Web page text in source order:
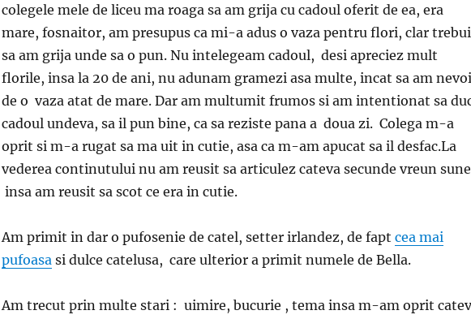
colegele mele de liceu ma roaga sa am grija cu cadoul oferit de ea, era
mare, fosnaitor, am presupus ca mi-a adus o vaza pentru flori, clar
sa am grija unde sa o pun. Nu intelegeam cadoul, desi apreciez mult
florile, insa la 20 de ani, nu adunam gramezi asa multe, incat sa am
de o vaza atat de mare. Dar am multumit frumos si am intentionat sa
cadoul undeva, sa il pun bine, ca sa reziste pana a doua zi. Colega m-a
oprit si m-a rugat sa ma uit in cutie, asa ca m-am apucat sa il desfac.La
vederea continutului nu am reusit sa articulez cateva secunde vreun
insa am reusit sa scot ce era in cutie.
Am primit in dar o pufosenie de catel, setter irlandez, de fapt cea mai
pufoasasi dulce catelusa, care ulterior a primit numele de Bella.
Am trecut prin multe stari : uimire, bucurie , tema insa m-am oprit